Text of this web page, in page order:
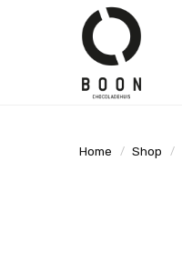
Search
Home / Shop /